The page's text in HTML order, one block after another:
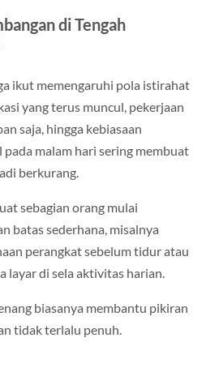
di Tengah
ikut memengaruhi pola istirahat
yang terus muncul, pekerjaan
saja, hingga kebiasaan
pada malam hari sering membuat
berkurang.
sebagian orang mulai
batas sederhana, misalnya
perangkat sebelum tidur atau
layar di sela aktivitas harian.
biasanya membantu pikiran
tidak terlalu penuh.